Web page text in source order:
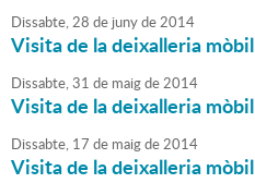
Dissabte,28 de junyde2014
Visita de la deixalleria mòbil
Dissabte,31 de maigde2014
Visita de la deixalleria mòbil
Dissabte, 17 de maigde2014
Visita de la deixalleria mòbil